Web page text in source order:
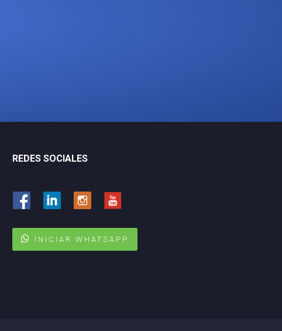
REDES SOCIALES
INICIAR WHATSAPP